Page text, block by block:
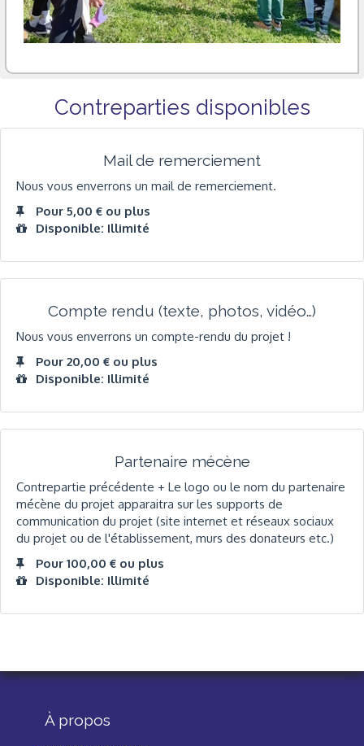
Contreparties disponibles
Mail de remerciement
Nous vous enverrons un mail de remerciement.
Pour 5,00 € ou plus
Disponible: Illimité
Compte rendu (texte, photos, vidéo…)
Nous vous enverrons un compte-rendu du projet !
Pour 20,00 € ou plus
Disponible: Illimité
Partenaire mécène
Contrepartie précédente + Le logo ou le nom du partenaire
mécène du projet apparaitra sur les supports de
communication du projet (site internet et réseaux sociaux
du projet ou de l'établissement, murs des donateurs etc.)
Pour 100,00 € ou plus
Disponible: Illimité
À propos